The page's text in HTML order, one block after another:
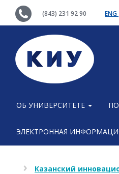
(843) 231 92 90 ENG
ОБ УНИВЕРСИТЕТЕ
ЭЛЕКТРОННАЯ
Казанский